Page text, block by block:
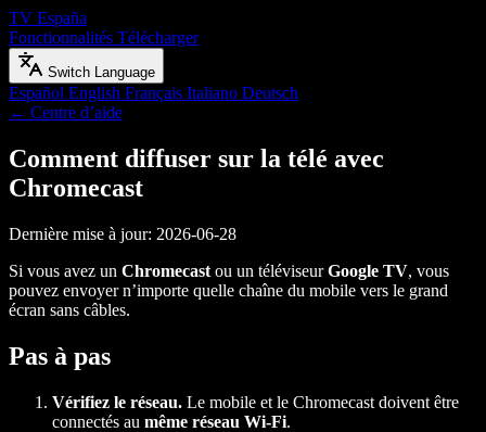
TV España
Fonctionnalités Télécharger
Switch Language
Español English Français Italiano Deutsch
← Centre d’aide
Comment diffuser sur la télé avec
Chromecast
Dernière mise à jour: 2026-06-28
Si vous avez un Chromecast ou un téléviseurGoogle TV, vous
pouvez envoyer n’importe quelle chaîne du mobile vers le grand
écran sans câbles.
Pas à pas
Vérifiez le réseau. Le mobile et le Chromecast doivent être
connectés au même réseau Wi-Fi.